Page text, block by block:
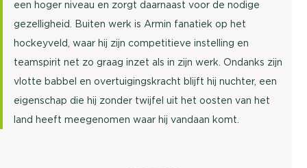
een hoger niveau en zorgt daarnaast voor de nodige
gezelligheid. Buiten werk is Armin fanatiek op het
hockeyveld, waar hij zijn competitieve instelling en
teamspirit net zo graag inzet als in zijn werk. Ondanks zijn
vlotte babbel en overtuigingskracht blijft hij nuchter, een
eigenschap die hij zonder twijfel uit het oosten van het
land heeft meegenomen waar hij vandaan komt.